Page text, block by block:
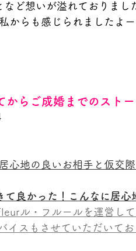
など想いが溢れておりまし
からも感じられましたよー
からご成婚までのスト
心地の良いお相手と仮交
良かった！こんなに居心
ル・フルールを運営し
イスもさせていただいて